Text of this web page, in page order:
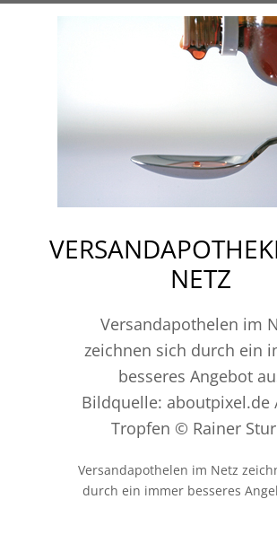
NETZ
Versandapothelen im
zeichnen sich durch ein
besseres Angebot
Bildquelle: aboutpixel.de
Tropfen © Rainer
Versandapothelen im Netz
durch ein immer besseres